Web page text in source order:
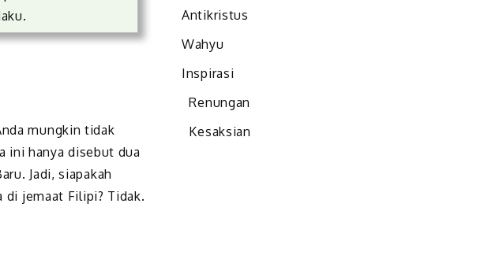
mungkin tidak
ini hanya disebut dua
Jadi, siapakah
di jemaat Filipi? Tidak.
Antikristus
Wahyu
Inspirasi
Renungan
Kesaksian